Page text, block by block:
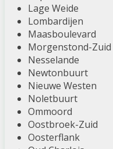
Lage Weide
Lombardijen
Maasboulevard
Morgenstond-Zuid
Nesselande
Newtonbuurt
Nieuwe Westen
Noletbuurt
Ommoord
Oostbroek-Zuid
Oosterflank